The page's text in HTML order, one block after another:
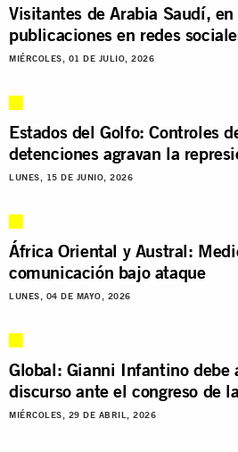
Visitantes de Arabia Saudí,
publicaciones en redes
MIÉRCOLES, 01 DE JULIO, 2026
Estados del Golfo: Controles
detenciones agravan la
LUNES, 15 DE JUNIO, 2026
África Oriental y Austral:
comunicación bajo ataque
LUNES, 04 DE MAYO, 2026
Global: Gianni Infantino debe
discurso ante el congreso de
MIÉRCOLES, 29 DE ABRIL, 2026